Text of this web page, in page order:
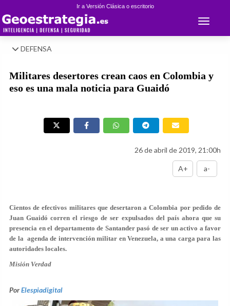
Ir a Versión Clásica o escritorio
Toggle
DEFENSA
Militares desertores crean caos en Colombia y
eso es una mala noticia para Guaidó
26 de abril de 2019, 21:00h
A+ a-
Cientos de efectivos militares que desertaron a Colombia por pedido de
Juan Guaidó corren el riesgo de ser expulsados del país ahora que su
presencia en el departamento de Santander pasó de ser un activo a favor
de la agenda de intervención militar en Venezuela, a una carga para las
autoridades locales.
Misión Verdad
PorElespiadigital